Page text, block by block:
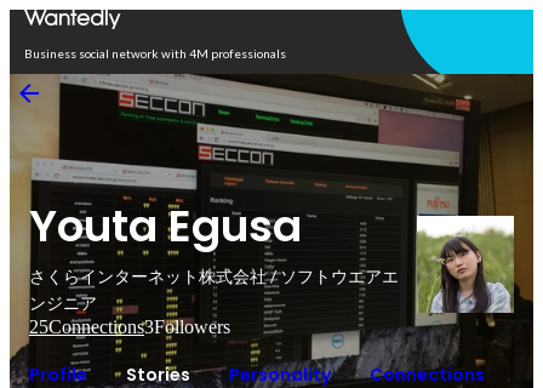
Business social network with 4M professionals
Youta Egusa
さくらインターネット株式会社 / ソフトウエアエ
ンジニア
25Connections3Followers
Profile Stories Personality Connections